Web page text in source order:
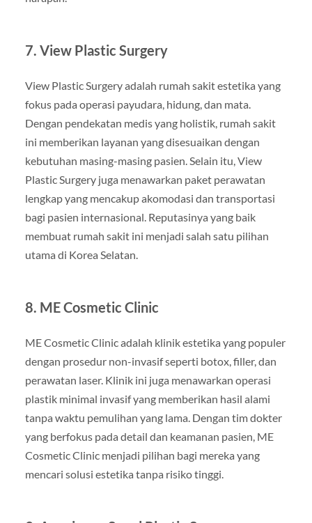
7. View Plastic Surgery
View Plastic Surgery adalah rumah sakit estetika yang
fokus pada operasi payudara, hidung, dan mata.
Dengan pendekatan medis yang holistik, rumah sakit
ini memberikan layanan yang disesuaikan dengan
kebutuhan masing-masing pasien. Selain itu, View
Plastic Surgery juga menawarkan paket perawatan
lengkap yang mencakup akomodasi dan transportasi
bagi pasien internasional. Reputasinya yang baik
membuat rumah sakit ini menjadi salah satu pilihan
utama di Korea Selatan.
8. ME Cosmetic Clinic
ME Cosmetic Clinic adalah klinik estetika yang populer
dengan prosedur non-invasif seperti botox, filler, dan
perawatan laser. Klinik ini juga menawarkan operasi
plastik minimal invasif yang memberikan hasil alami
tanpa waktu pemulihan yang lama. Dengan tim dokter
yang berfokus pada detail dan keamanan pasien, ME
Cosmetic Clinic menjadi pilihan bagi mereka yang
mencari solusi estetika tanpa risiko tinggi.